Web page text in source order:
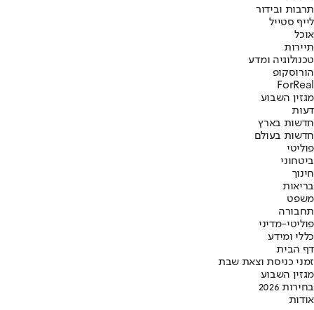
תרבות ובידור
לייף סטייל
אוכל
תיירות
טכנולוגיה ומדע
הורוסקופ
ForReal
מגזין השבוע
דעות
חדשות בארץ
חדשות בעולם
פוליטי
ביטחוני
חינוך
בריאות
משפט
תחבורה
פוליטי-מדיני
כללי ומידע
דף הבית
זמני כניסת וצאת שבת
מגזין השבוע
בחירות 2026
אודות